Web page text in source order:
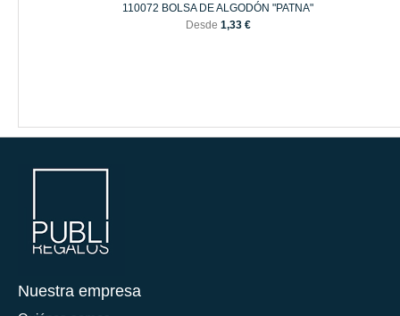
110072 BOLSA DE ALGODÓN "PATNA"
Desde 1,33 €
Nuestra empresa